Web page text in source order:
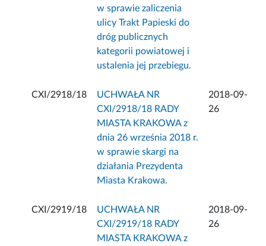
w sprawie zaliczenia
ulicy Trakt Papieski do
dróg publicznych
kategorii powiatowej i
ustalenia jej przebiegu.
CXI/2918/18
UCHWAŁA NR
CXI/2918/18 RADY
MIASTA KRAKOWA z
dnia 26 września 2018 r.
w sprawie skargi na
działania Prezydenta
Miasta Krakowa.
2018-09-
26
CXI/2919/18
UCHWAŁA NR
CXI/2919/18 RADY
MIASTA KRAKOWA z
2018-09-
26